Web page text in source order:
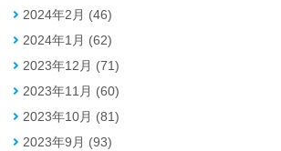
2024年2月 (46)
2024年1月 (62)
2023年12月 (71)
2023年11月 (60)
2023年10月 (81)
2023年9月 (93)